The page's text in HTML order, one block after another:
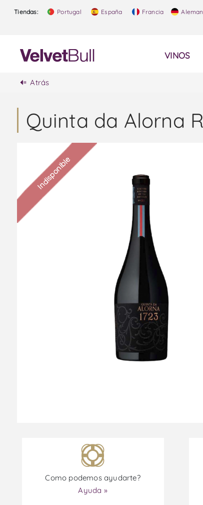
Tiendas: Portugal España Francia
VINOS
Atrás
Quinta da Alorna
Indisponible
Como podemos ayudarte?
Ayuda »